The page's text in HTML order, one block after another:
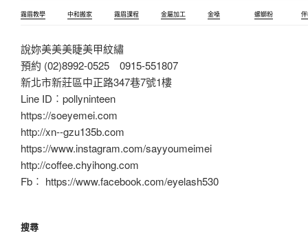
霧眉教學 中和搬家 霧眉課程 金屬加工 金嗓 螺螄粉
說妳美美美睫美甲紋繡
預約 (02)8992-0525 0915-551807
新北市新莊區中正路347巷7號1樓
Line ID︰pollyninteen
https://soeyemei.com
http://xn--gzu135b.com
https://www.instagram.com/sayyoumeimei
http://coffee.chyihong.com
Fb︰ https://www.facebook.com/eyelash530
搜尋